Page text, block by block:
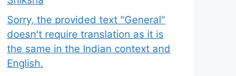
Sorry, the provided text "General"
doesn't require translation as it is
the same in the Indian context and
English.